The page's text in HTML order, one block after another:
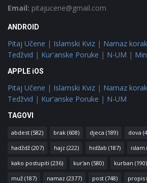
Email: pitajucene@gmail.com
ANDROID
Pitaj Učene | Islamski Kviz | Namaz
Tedžvid | Kur'anske Poruke | N-UM |
APPLE iOS
Pitaj Učene | Islamski Kviz | Namaz
Tedžvid | Kur'anske Poruke | N-UM
TAGOVI
abdest (582) brak (608) djeca (189) dova
hadždž (207) hajz (222) hidžab (187) islam
kako postupiti (236) kur'an (580) kurban (190)
muž (187) namaz (2377) post (748) propis